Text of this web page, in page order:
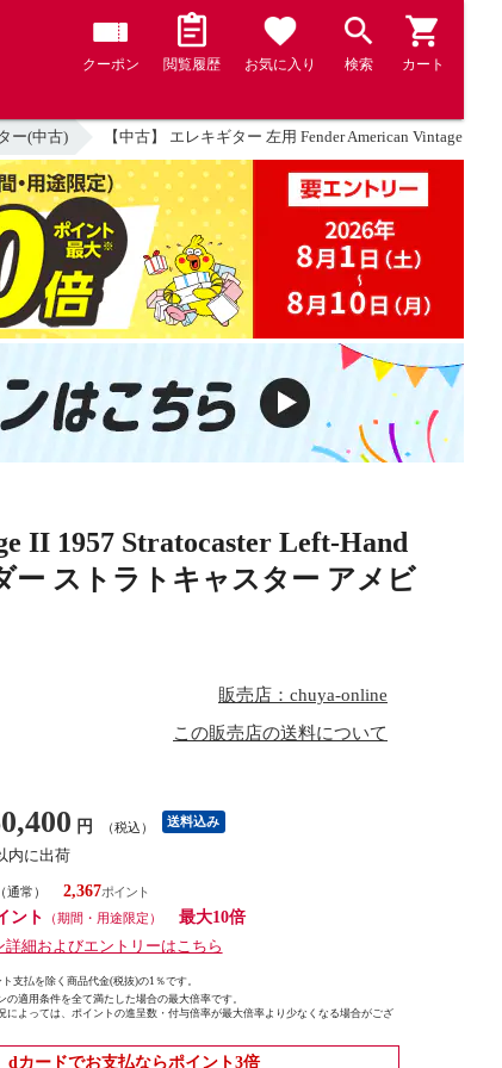
クーポン 閲覧履歴 お気に入り 検索 カート
ー(中古) 【中古】 エレキギター 左用 Fender American Vintage II
II 1957 Stratocaster Left-Hand
ー ストラトキャスター アメビ
販売店：chuya-online
この販売店の送料について
円 （税込） 送料込み
内に出荷
（通常）
2,367
ント
（期間・用途限定）
最大10倍
詳細およびエントリーはこちら
支払を除く商品代金(税抜)の1％です。
の適用条件を全て満たした場合の最大倍率です。
によっては、ポイントの進呈数・付与倍率が最大倍率より少なくなる場合がござ
dカードでお支払ならポイント3倍